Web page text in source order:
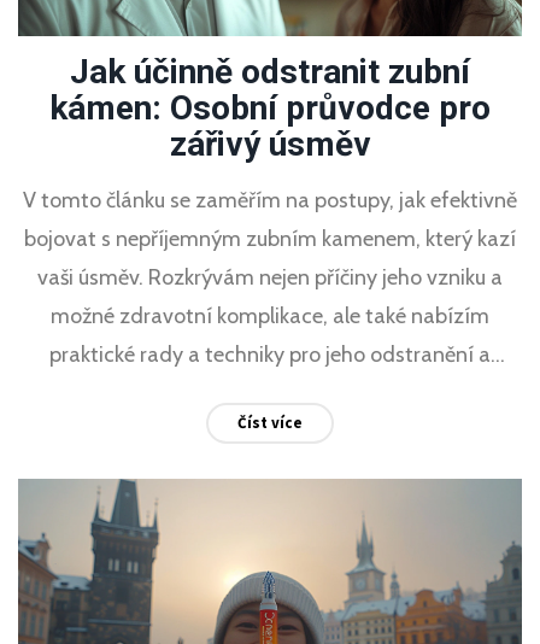
Jak účinně odstranit zubní
kámen: Osobní průvodce pro
zářivý úsměv
V tomto článku se zaměřím na postupy, jak efektivně
bojovat s nepříjemným zubním kamenem, který kazí
vaši úsměv. Rozkrývám nejen příčiny jeho vzniku a
možné zdravotní komplikace, ale také nabízím
praktické rady a techniky pro jeho odstranění a
Díky pečlivě sebraným informacím, zajímavým
vodítkem pro každého, kdo si přeje udržovat svůj
úsměv zdravý a zářivý, ale také osvětluje důležitost
dentální hygieny v každodenním životě.
Číst více